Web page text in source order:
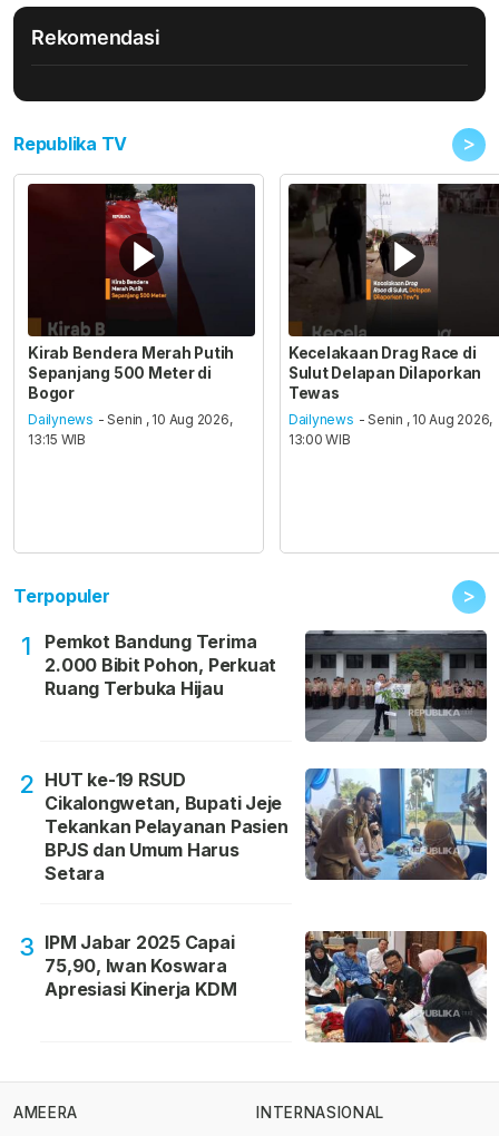
Rekomendasi
Republika TV >
Kirab Bendera Merah Putih
Sepanjang 500 Meter di
Bogor
Dailynews - Senin , 10 Aug 2026,
13:15 WIB
Kecelakaan Drag Race di
Sulut Delapan Dilaporkan
Tewas
Dailynews - Senin , 10 Aug 2026,
13:00 WIB
Terpopuler >
1
Pemkot Bandung Terima
2.000 Bibit Pohon, Perkuat
Ruang Terbuka Hijau
2 HUT ke-19 RSUD
Cikalongwetan, Bupati Jeje
Tekankan Pelayanan Pasien
BPJS dan Umum Harus
Setara
3 IPM Jabar 2025 Capai
75,90, Iwan Koswara
Apresiasi Kinerja KDM
AMEERA
INTERNASIONAL